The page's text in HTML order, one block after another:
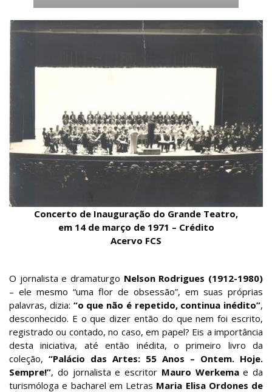
Concerto de Inauguração do Grande Teatro,
em 14 de março de 1971 – Crédito
Acervo FCS
O jornalista e dramaturgo Nelson Rodrigues (1912-1980)
– ele mesmo “uma flor de obsessão”, em suas próprias
palavras, dizia: “o que não é repetido, continua inédito”,
desconhecido. E o que dizer então do que nem foi escrito,
registrado ou contado, no caso, em papel? Eis a importância
desta iniciativa, até então inédita, o primeiro livro da
coleção, “Palácio das Artes: 55 Anos – Ontem. Hoje.
Sempre!”, do jornalista e escritor Mauro Werkemae da
turismóloga e bacharel em Letras Maria Elisa Ordones de